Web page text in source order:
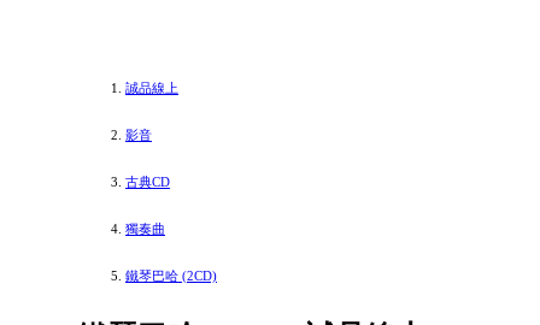
誠品線上
影音
古典CD
獨奏曲
鐵琴巴哈 (2CD)